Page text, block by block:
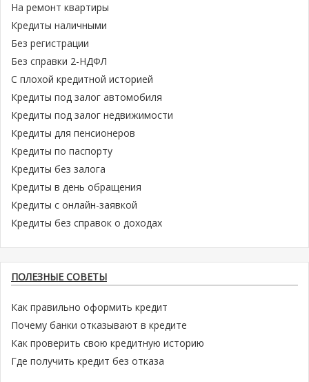
На ремонт квартиры
Кредиты наличными
Без регистрации
Без справки 2-НДФЛ
С плохой кредитной историей
Кредиты под залог автомобиля
Кредиты под залог недвижимости
Кредиты для пенсионеров
Кредиты по паспорту
Кредиты без залога
Кредиты в день обращения
Кредиты с онлайн-заявкой
Кредиты без справок о доходах
ПОЛЕЗНЫЕ СОВЕТЫ
Как правильно оформить кредит
Почему банки отказывают в кредите
Как проверить свою кредитную историю
Где получить кредит без отказа